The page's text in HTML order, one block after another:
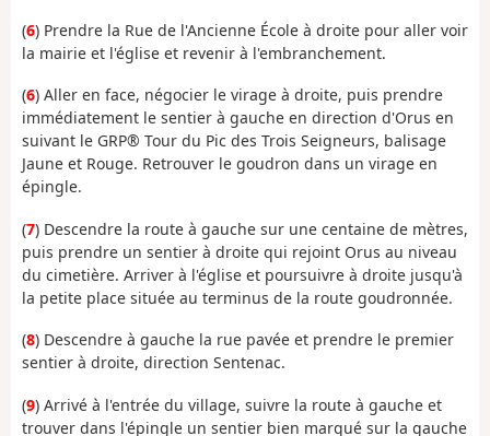
(6) Prendre la Rue de l'Ancienne École à droite pour aller voir
la mairie et l'église et revenir à l'embranchement.
(6) Aller en face, négocier le virage à droite, puis prendre
immédiatement le sentier à gauche en direction d'Orus en
suivant le GRP® Tour du Pic des Trois Seigneurs, balisage
Jaune et Rouge. Retrouver le goudron dans un virage en
épingle.
(7) Descendre la route à gauche sur une centaine de mètres,
puis prendre un sentier à droite qui rejoint Orus au niveau
du cimetière. Arriver à l'église et poursuivre à droite jusqu'à
la petite place située au terminus de la route goudronnée.
(8) Descendre à gauche la rue pavée et prendre le premier
sentier à droite, direction Sentenac.
(9) Arrivé à l'entrée du village, suivre la route à gauche et
trouver dans l'épingle un sentier bien marqué sur la gauche